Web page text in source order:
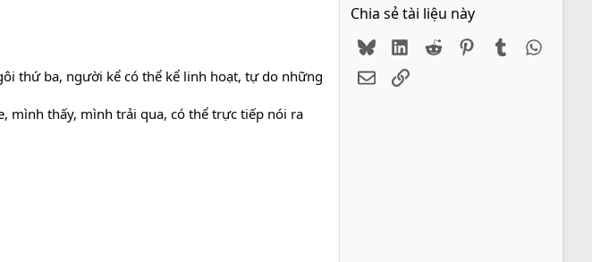
thứ ba, người kể có thể kể linh hoạt, tự do những
mình thấy, mình trải qua, có thể trực tiếp nói ra
Chia sẻ tài liệu này
BlueskyLinkedIn
Reddit PinterestTumblr
EmailLink